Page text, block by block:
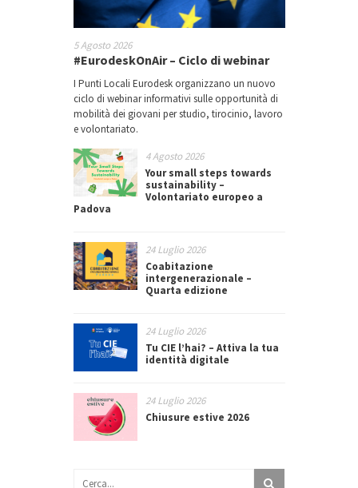
5 Agosto 2026
#EurodeskOnAir – Ciclo di webinar
I Punti Locali Eurodesk organizzano un nuovo
ciclo di webinar informativi sulle opportunità di
mobilità dei giovani per studio, tirocinio, lavoro
e volontariato.
4 Agosto 2026
Your small steps towards
sustainability –
Volontariato europeo a
Padova
24 Luglio 2026
Coabitazione
intergenerazionale –
Quarta edizione
24 Luglio 2026
Tu CIE l’hai? – Attiva la tua
identità digitale
24 Luglio 2026
Chiusure estive 2026